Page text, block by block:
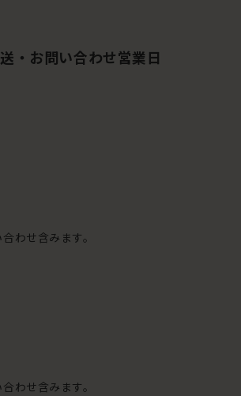
・お問い合わせ営業日
わせ含みます。
わせ含みます。